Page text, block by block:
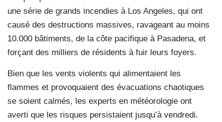
une série de grands incendies à Los Angeles, qui ont
causé des destructions massives, ravageant au moins
10.000 bâtiments, de la côte pacifique à Pasadena, et
forçant des milliers de résidents à fuir leurs foyers.
Bien que les vents violents qui alimentaient les
flammes et provoquaient des évacuations chaotiques
se soient calmés, les experts en météorologie ont
averti que les risques persistaient jusqu’à vendredi.